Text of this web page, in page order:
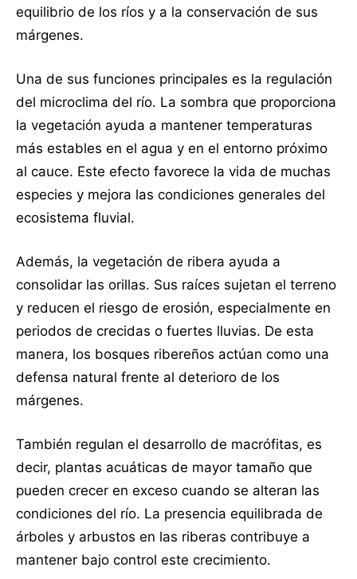
equilibrio de los ríos y a la conservación de sus
márgenes.
Una de sus funciones principales es la regulación
del microclima del río. La sombra que proporciona
la vegetación ayuda a mantener temperaturas
más estables en el agua y en el entorno próximo
al cauce. Este efecto favorece la vida de muchas
especies y mejora las condiciones generales del
ecosistema fluvial.
Además, la vegetación de ribera ayuda a
consolidar las orillas. Sus raíces sujetan el terreno
y reducen el riesgo de erosión, especialmente en
periodos de crecidas o fuertes lluvias. De esta
manera, los bosques ribereños actúan como una
defensa natural frente al deterioro de los
márgenes.
También regulan el desarrollo de macrófitas, es
decir, plantas acuáticas de mayor tamaño que
pueden crecer en exceso cuando se alteran las
condiciones del río. La presencia equilibrada de
árboles y arbustos en las riberas contribuye a
mantener bajo control este crecimiento.